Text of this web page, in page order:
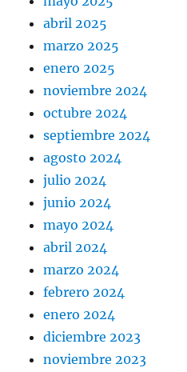
abril 2025
marzo 2025
enero 2025
noviembre 2024
octubre 2024
septiembre 2024
agosto 2024
julio 2024
junio 2024
mayo 2024
abril 2024
marzo 2024
febrero 2024
enero 2024
diciembre 2023
noviembre 2023